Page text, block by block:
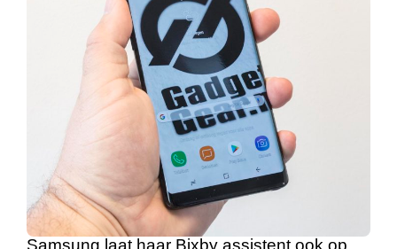
Samsung laat haar Bixby assistent ook op